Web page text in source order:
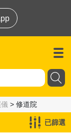
> 修道院
已篩選